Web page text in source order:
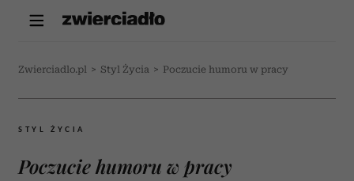
Zwierciadlo.pl > Styl Życia > Poczucie humoru w pracy
STYL ŻYCIA
Poczucie humoru w pracy